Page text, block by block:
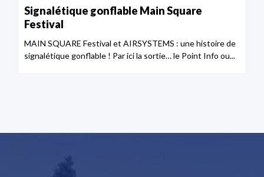
Signalétique gonflable Main Square
Festival
MAIN SQUARE Festival et AIRSYSTEMS : une histoire de
signalétique gonflable ! Par ici la sortie… le Point Info ou...